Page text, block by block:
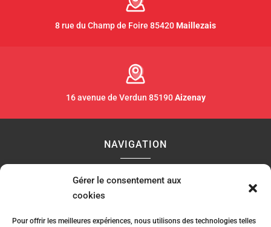
Gérer le consentement aux
cookies
Pour offrir les meilleures expériences, nous utilisons des technologies telles
8 rue du Champ de Foire 85420 Maillezais
16 avenue de Verdun 85190Aizenay
NAVIGATION
Accueil Contact
Plan du site
Secteurs